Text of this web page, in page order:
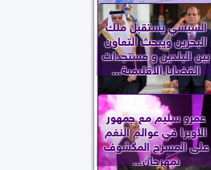
السيسي يستقبل ملك
البحرين ويبحث التعاون
بين البلدين و مستجدات
القضايا الإقليمية...
عمرو سليم مع جمهور
الأوبرا في عوالم النغم
على المسرح المكشوف
بمهرجان...